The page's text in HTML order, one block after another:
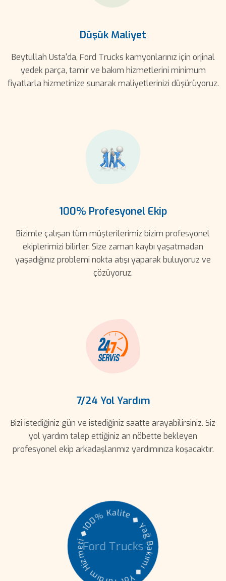
Düşük Maliyet
Beytullah Usta'da, Ford Trucks kamyonlarınız için orjinal
yedek parça, tamir ve bakım hizmetlerini minimum
fiyatlarla hizmetinize sunarak maliyetlerinizi düşürüyoruz.
100% Profesyonel Ekip
Bizimle çalışan tüm müşterilerimiz bizim profesyonel
ekiplerimizi bilirler. Size zaman kaybı yaşatmadan
yaşadığınız problemi nokta atışı yaparak buluyoruz ve
çözüyoruz.
7/24 Yol Yardım
Bizi istediğiniz gün ve istediğiniz saatte arayabilirsiniz. Siz
yol yardım talep ettiğiniz an nöbette bekleyen
profesyonel ekip arkadaşlarımız yardımınıza koşacaktır.
100%Ka
l
i
t
e
◆
Y
a
ğ
B
a
k
ı
Y
a
r
d
ı
m
H
i
z
m
e
t
i◆
Ford Trucks